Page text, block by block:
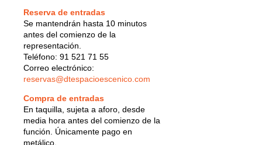
Reserva de entradas
Se mantendrán hasta 10 minutos
antes del comienzo de la
representación.
Teléfono: 91 521 71 55
Correo electrónico:
reservas@dtespacioescenico.com
Compra de entradas
En taquilla, sujeta a aforo, desde
media hora antes del comienzo de la
función. Únicamente pago en
metálico.